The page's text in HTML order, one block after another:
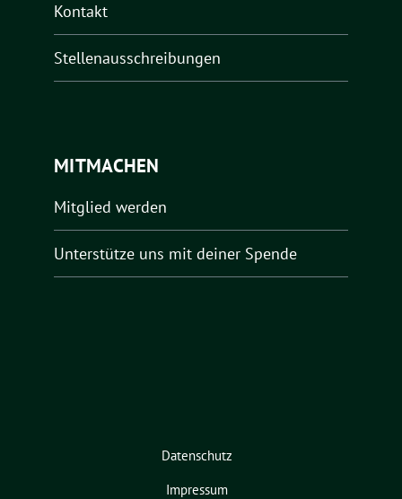
Kontakt
Stellenausschreibungen
MITMACHEN
Mitglied werden
Unterstütze uns mit deiner Spende
Datenschutz
Impressum